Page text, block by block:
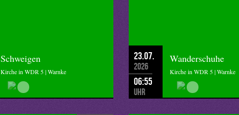
Schweigen
Kirche in WDR 5 | Warnke
23.07.
2026
06:55
Uhr
Wanderschuhe
Kirche in WDR 5 | Warnke